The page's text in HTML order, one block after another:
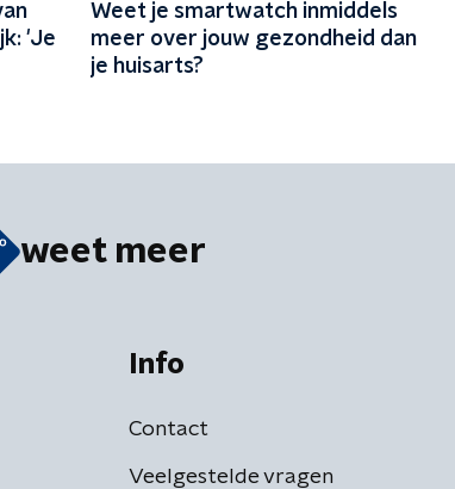
'Je
Weet je smartwatch inmiddels
meer over jouw gezondheid dan
je huisarts?
weet meer
Info
Contact
Veelgestelde vragen